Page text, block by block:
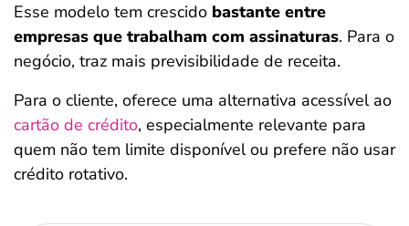
Esse modelo tem crescido bastante entre
empresas que trabalham com assinaturas. Para o
negócio, traz mais previsibilidade de receita.
Para o cliente, oferece uma alternativa acessível ao
cartão de crédito, especialmente relevante para
quem não tem limite disponível ou prefere não usar
crédito rotativo.